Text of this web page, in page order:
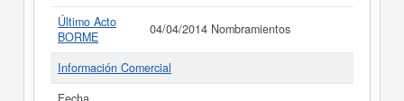
Último Acto
BORME
04/04/2014 Nombramientos
Información Comercial